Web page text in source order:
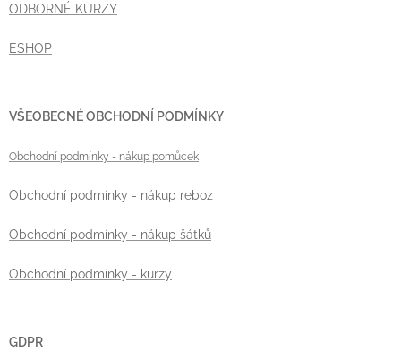
ODBORNÉ KURZY
ESHOP
VŠEOBECNÉ OBCHODNÍ PODMÍNKY
Obchodní podmínky - nákup pomůcek
Obchodní podmínky - nákup reboz
Obchodní podmínky - nákup šátků
Obchodní podmínky - kurzy
GDPR